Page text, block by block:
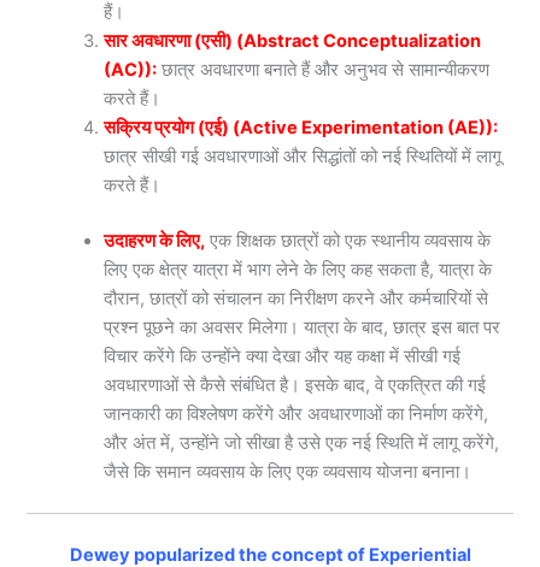
हैं।
सार अवधारणा (एसी) (Abstract Conceptualization
(AC)): छात्र अवधारणा बनाते हैं और अनुभव से सामान्यीकरण
करते हैं।
सक्रिय प्रयोग (एई) (Active Experimentation (AE)):
छात्र सीखी गई अवधारणाओं और सिद्धांतों को नई स्थितियों में लागू
करते हैं।
उदाहरण के लिए, एक शिक्षक छात्रों को एक स्थानीय व्यवसाय के
लिए एक क्षेत्र यात्रा में भाग लेने के लिए कह सकता है, यात्रा के
दौरान, छात्रों को संचालन का निरीक्षण करने और कर्मचारियों से
प्रश्न पूछने का अवसर मिलेगा। यात्रा के बाद, छात्र इस बात पर
विचार करेंगे कि उन्होंने क्या देखा और यह कक्षा में सीखी गई
अवधारणाओं से कैसे संबंधित है। इसके बाद, वे एकत्रित की गई
जानकारी का विश्लेषण करेंगे और अवधारणाओं का निर्माण करेंगे,
और अंत में, उन्होंने जो सीखा है उसे एक नई स्थिति में लागू करेंगे,
जैसे कि समान व्यवसाय के लिए एक व्यवसाय योजना बनाना।
Dewey popularized the concept of Experiential